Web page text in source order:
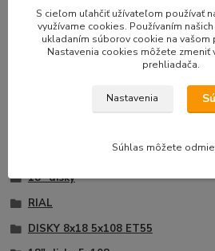
33,50 EUR/sada
27,24 EURbez DPH
Pridať
Tovar zaradený v kategóriách
18" disky
RIAL
DISKY 8x18 5x108 ET55
S cieľom uľahčiť užívateľom používať
využívame cookies. Používaním
ukladaním súborov cookie na vašom
Nastavenia cookies môžete zmeniť
prehliadača.
Nastavenia
Súhlas môžete